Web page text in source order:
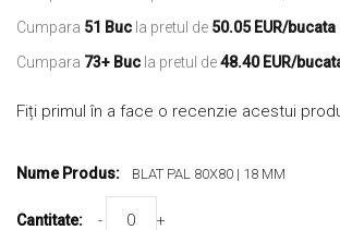
Cumpara 51 Buc la pretul de 50.05 EUR/bucata
Cumpara 73+ Buc la pretul de48.40 EUR/
Fiți primul în a face o recenzie acestui
Grupate
BLAT PAL 80X80 | 18 MM
- +